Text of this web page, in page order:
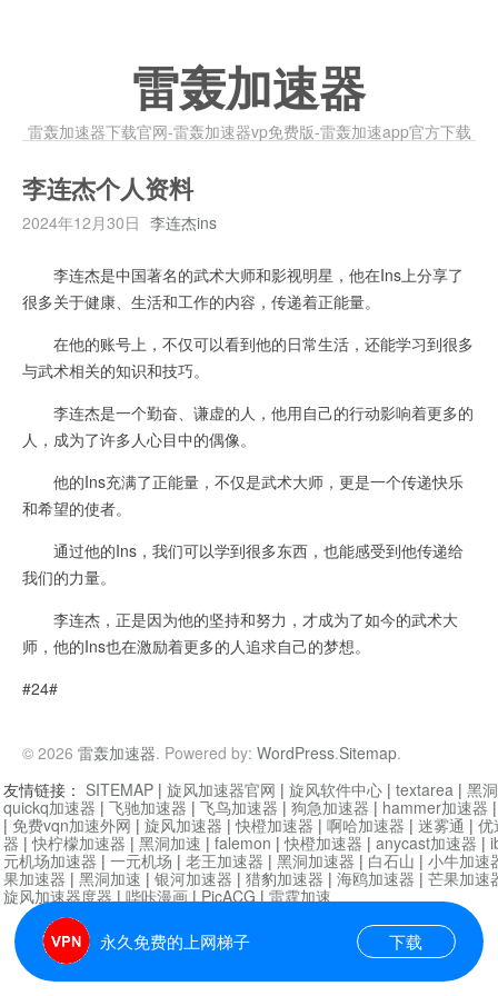
雷轰加速器
雷轰加速器下载官网-雷轰加速器vp免费版-雷轰加速app官方下载
李连杰个人资料
2024年12月30日 李连杰ins
李连杰是中国著名的武术大师和影视明星，他在Ins上分享了
很多关于健康、生活和工作的内容，传递着正能量。
在他的账号上，不仅可以看到他的日常生活，还能学习到很多
与武术相关的知识和技巧。
李连杰是一个勤奋、谦虚的人，他用自己的行动影响着更多的
人，成为了许多人心目中的偶像。
他的Ins充满了正能量，不仅是武术大师，更是一个传递快乐
和希望的使者。
通过他的Ins，我们可以学到很多东西，也能感受到他传递给
我们的力量。
李连杰，正是因为他的坚持和努力，才成为了如今的武术大
师，他的Ins也在激励着更多的人追求自己的梦想。
#24#
© 2026 雷轰加速器. Powered by: WordPress.Sitemap.
永久免费的上网梯子 下载
友情链接： SITEMAP | 旋风加速器官网 | 旋风软件中心 | textarea | 黑
quickq加速器 | 飞驰加速器 | 飞鸟加速器 | 狗急加速器 | hammer加速器
| 免费vqn加速外网 | 旋风加速器 |快橙加速器 | 啊哈加速器 | 迷雾通 | 优
器 |快柠檬加速器 | 黑洞加速 | falemon |快橙加速器 | anycast加速器 |
元机场加速器 | 一元机场 | 老王加速器 | 黑洞加速器 | 白石山 | 小牛加速
果加速器 | 黑洞加速 | 银河加速器 | 猎豹加速器 | 海鸥加速器 | 芒果加速
旋风加速器度器|哔咔漫画|PicACG|雷霆加速